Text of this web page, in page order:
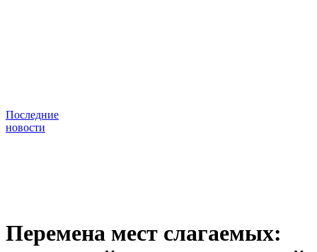
Последние
новости
Перемена мест слагаемых: